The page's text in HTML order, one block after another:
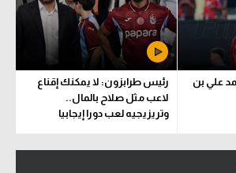
علي بن
رئيس طرابزون: لا يمكنك إقناع
لاعب مثل صلاح بالمال..
وتريزيجيه لعب دورا إيجابيا